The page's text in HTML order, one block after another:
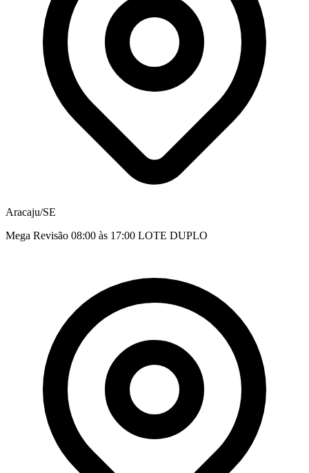
Aracaju/SE
Mega Revisão 08:00 às 17:00 LOTE DUPLO